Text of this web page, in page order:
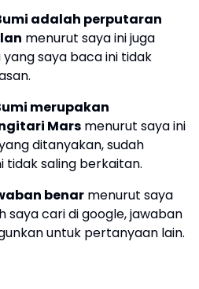
adalah perputaran
menurut saya ini juga
saya baca ini tidak
merupakan
Mars menurut saya ini
ditanyakan, sudah
tidak saling berkaitan.
benar menurut saya
saya cari di google, jawaban
untuk pertanyaan lain.